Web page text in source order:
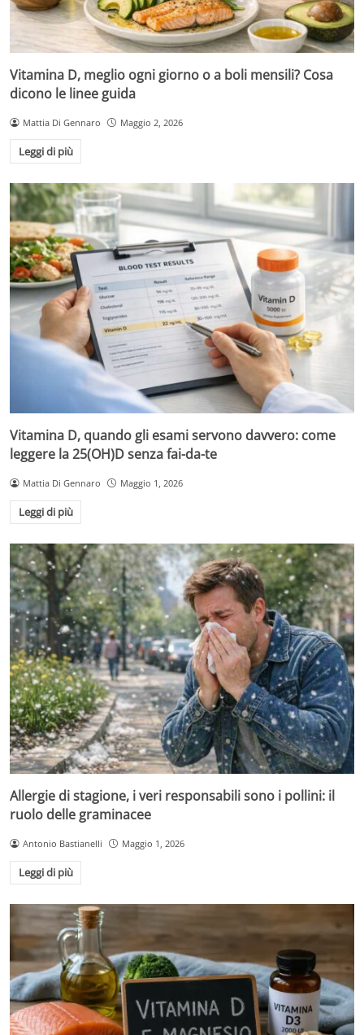
Vitamina D, meglio ogni giorno o a boli mensili? Cosa
dicono le linee guida
Mattia Di Gennaro Maggio 2, 2026
Leggi di più
Vitamina D, quando gli esami servono davvero: come
leggere la 25(OH)D senza fai-da-te
Mattia Di Gennaro Maggio 1, 2026
Leggi di più
Allergie di stagione, i veri responsabili sono i pollini: il
ruolo delle graminacee
Antonio Bastianelli Maggio 1, 2026
Leggi di più